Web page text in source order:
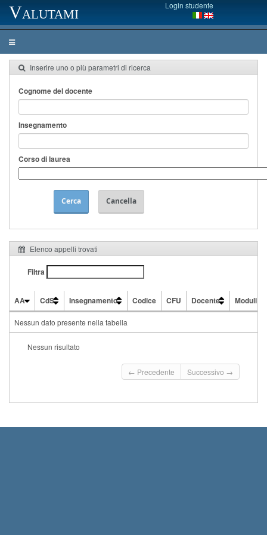
Valutami Login studente
Inserire uno o più parametri di ricerca
Cognome del docente
Insegnamento
Corso di laurea
Cerca Cancella
Elenco appelli trovati
Filtra
AA CdS Insegnamento Codice CFU Docente
Moduli
Nessun dato presente nella tabella
Nessun risultato
← Precedente Successivo →